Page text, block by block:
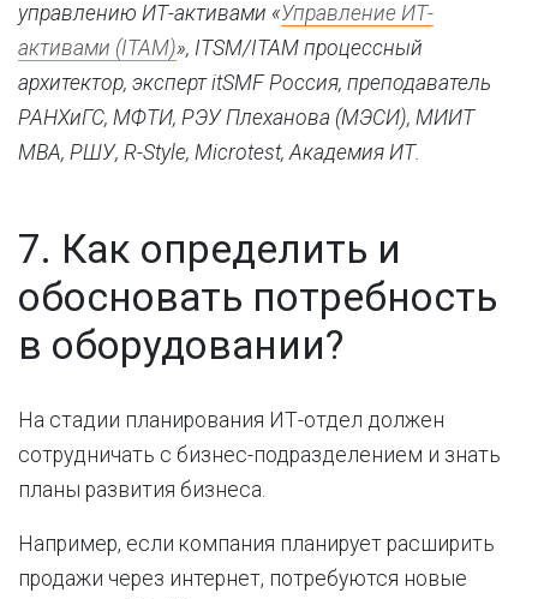
управлению ИТ-активами «Управление ИТ-
активами (ITAM)», ITSM/ITAM процессный
архитектор, эксперт itSMF Россия, преподаватель
РАНХиГС, МФТИ, РЭУ Плеханова (МЭСИ), МИИТ
МВА, РШУ, R-Style, Microtest, Академия ИТ.
7. Как определить и
обосновать потребность
в оборудовании?
На стадии планирования ИТ-отдел должен
сотрудничать с бизнес-подразделением и знать
планы развития бизнеса.
Например, если компания планирует расширить
продажи через интернет, потребуются новые